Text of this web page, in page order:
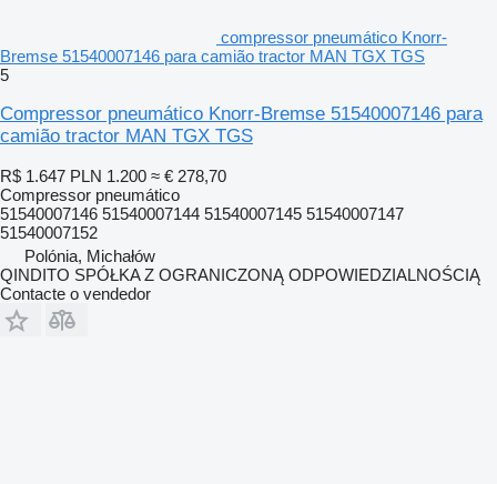
compressor pneumático Knorr-
Bremse 51540007146 para camião tractor MAN TGX TGS
5
Compressor pneumático Knorr-Bremse 51540007146 para
camião tractor MAN TGX TGS
R$ 1.647 PLN 1.200 ≈ € 278,70
Compressor pneumático
51540007146 51540007144 51540007145 51540007147
51540007152
Polónia, Michałów
QINDITO SPÓŁKA Z OGRANICZONĄ ODPOWIEDZIALNOŚCIĄ
Contacte o vendedor